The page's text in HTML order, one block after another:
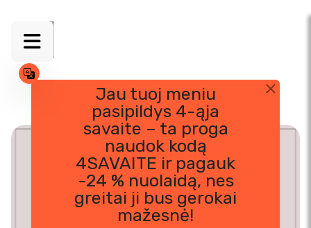
Jau tuoj meniu
pasipildys 4-ąja
savaite – ta proga
naudok kodą
4SAVAITE ir pagauk
-24 % nuolaidą, nes
greitai ji bus gerokai
mažesnė!